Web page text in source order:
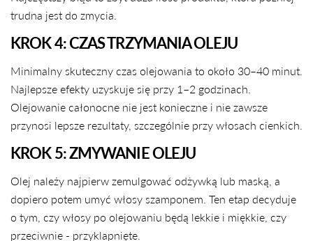
trudna jest do zmycia.
KROK 4: CZAS TRZYMANIA OLEJU
Minimalny skuteczny czas olejowania to około 30–40 minut.
Najlepsze efekty uzyskuje się przy 1–2 godzinach.
Olejowanie całonocne nie jest konieczne i nie zawsze
przynosi lepsze rezultaty, szczególnie przy włosach cienkich.
KROK 5: ZMYWANIE OLEJU
Olej należy najpierw zemulgować odżywką lub maską, a
dopiero potem umyć włosy szamponem. Ten etap decyduje
o tym, czy włosy po olejowaniu będą lekkie i miękkie, czy
przeciwnie - przyklapnięte.